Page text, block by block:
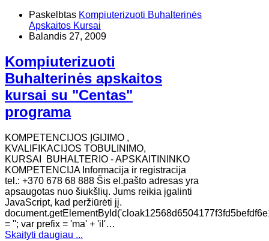
Paskelbtas Kompiuterizuoti Buhalterinės
Apskaitos Kursai
Balandis 27, 2009
Kompiuterizuoti
Buhalterinės apskaitos
kursai su "Centas"
programa
KOMPETENCIJOS ĮGIJIMO ,
KVALIFIKACIJOS TOBULINIMO,
KURSAI BUHALTERIO - APSKAITININKO
KOMPETENCIJA Informacija ir registracija
tel.: +370 678 68 888 Šis el.pašto adresas yra
apsaugotas nuo šiukšlių. Jums reikia įgalinti
JavaScript, kad peržiūrėti jį.
= ''; var prefix = 'ma' + 'il'…
Skaityti daugiau ...